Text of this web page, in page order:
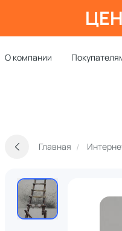
О компании
Главная